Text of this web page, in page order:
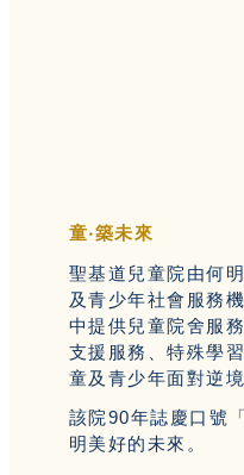
童‧築未來
聖基道兒童院由何
及青少年社會服務
中提供兒童院舍服
支援服務、特殊學
童及青少年面對逆
該院90年誌慶口號
明美好的未來。